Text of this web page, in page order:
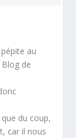
au
de
du coup,
car il nous